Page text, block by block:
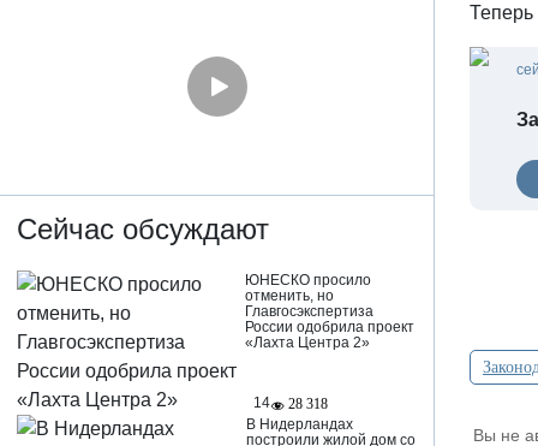
Сейчас обсуждают
ЮНЕСКО просило
отменить, но
Главгосэкспертиза
России одобрила проект
«Лахта Центра 2»
14
28 318
В Нидерландах
построили жилой дом со
Теперь
Вы не